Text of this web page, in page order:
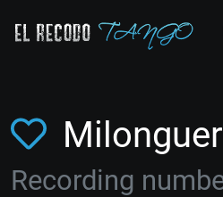
Recording